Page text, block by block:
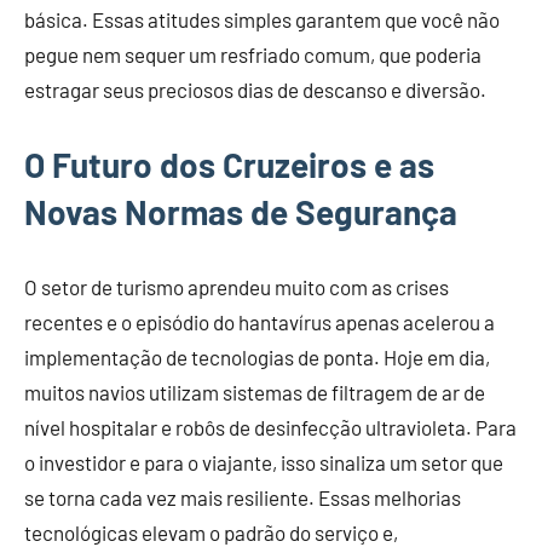
básica. Essas atitudes simples garantem que você não
pegue nem sequer um resfriado comum, que poderia
estragar seus preciosos dias de descanso e diversão.
O Futuro dos Cruzeiros e as
Novas Normas de Segurança
O setor de turismo aprendeu muito com as crises
recentes e o episódio do hantavírus apenas acelerou a
implementação de tecnologias de ponta. Hoje em dia,
muitos navios utilizam sistemas de filtragem de ar de
nível hospitalar e robôs de desinfecção ultravioleta. Para
o investidor e para o viajante, isso sinaliza um setor que
se torna cada vez mais resiliente. Essas melhorias
tecnológicas elevam o padrão do serviço e,